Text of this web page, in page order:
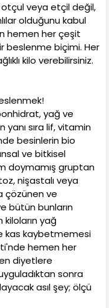
otçul veya etçil değil,
olduğunu kabul
hemen her çeşit
beslenme biçimi. Her
kilo verebilirsiniz.
yağ ve
yanı sıra lif, vitamin
besinlerin bio
ve bitkisel
doymamış gruptan
nişastalı veya
çözünen ve
bütün bunların
kiloların yağ
kas kaybetmemesi
hemen her
diyetlere
sonra
asıl şey; ölçü